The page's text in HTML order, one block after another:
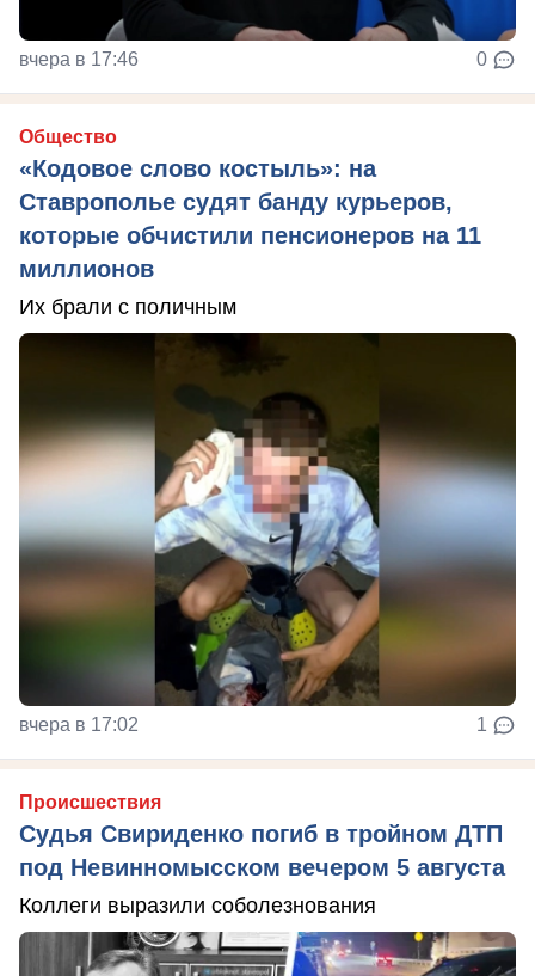
вчера в 17:46 0
Общество
«Кодовое слово костыль»: на
Ставрополье судят банду курьеров,
которые обчистили пенсионеров на 11
миллионов
Их брали с поличным
вчера в 17:02 1
Происшествия
Судья Свириденко погиб в тройном ДТП
под Невинномысском вечером 5 августа
Коллеги выразили соболезнования